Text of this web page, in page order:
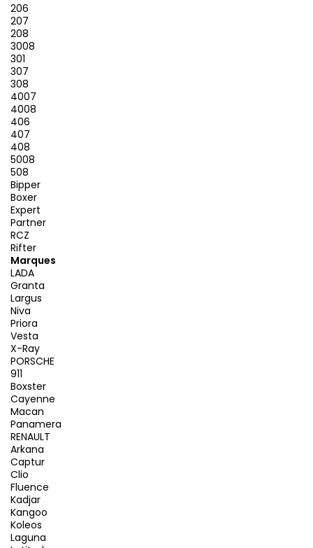
206
207
208
3008
301
307
308
4007
4008
406
407
408
5008
508
Bipper
Boxer
Expert
Partner
RCZ
Rifter
Marques
LADA
Granta
Largus
Niva
Priora
Vesta
X-Ray
PORSCHE
911
Boxster
Cayenne
Macan
Panamera
RENAULT
Arkana
Captur
Clio
Fluence
Kadjar
Kangoo
Koleos
Laguna